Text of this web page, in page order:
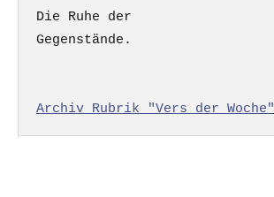
Die Ruhe der
Gegenstände.
Archiv Rubrik "Vers der Woche"